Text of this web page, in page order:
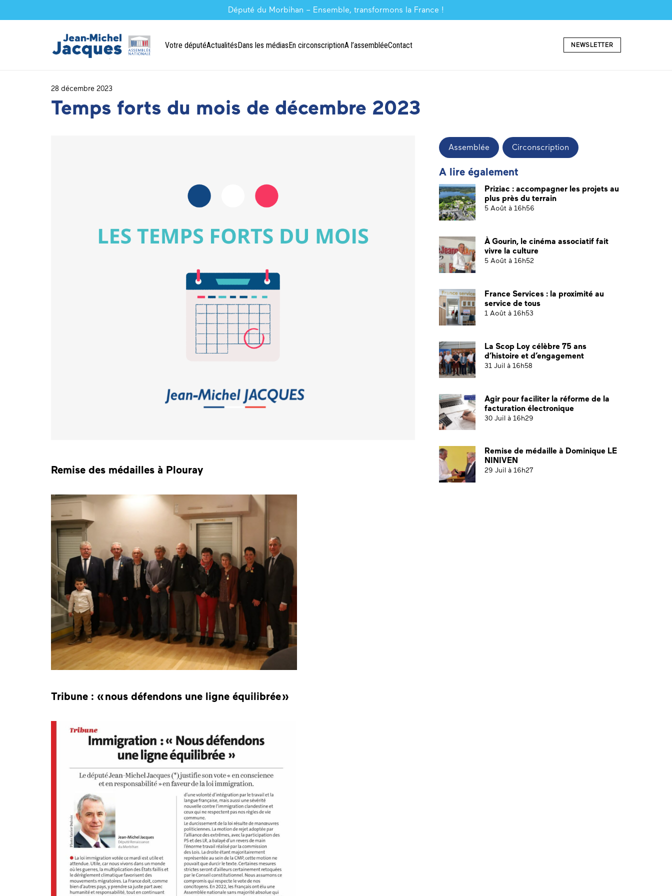
Député du Morbihan – Ensemble, transformons la France !
Votre députéActualitésDans les médiasEn circonscriptionA l’assembléeContact NEWSLETTER
28 décembre 2023
Temps forts du mois de décembre 2023
Remise des médailles à Plouray
Tribune : « nous défendons une ligne équilibrée »
Assemblée Circonscription
A lire également
Priziac : accompagner les projets au
plus près du terrain
5 Août à 16h56
À Gourin, le cinéma associatif fait
vivre la culture
5 Août à 16h52
France Services : la proximité au
service de tous
1 Août à 16h53
La Scop Loy célèbre 75 ans
d’histoire et d’engagement
31 Juil à 16h58
Agir pour faciliter la réforme de la
facturation électronique
30 Juil à 16h29
Remise de médaille à Dominique LE
NINIVEN
29 Juil à 16h27